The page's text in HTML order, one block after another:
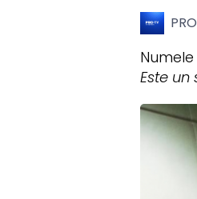
Este